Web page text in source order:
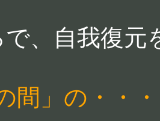
、自我復元
間」の・・